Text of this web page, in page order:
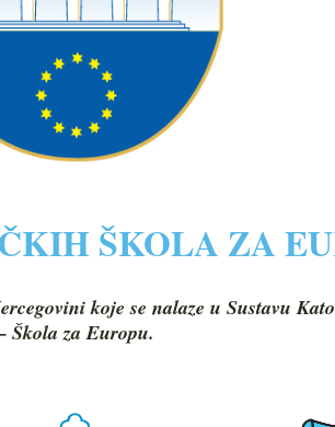
ŠKOLA ZA
koje se nalaze u Sustavu
Škola za Europu.